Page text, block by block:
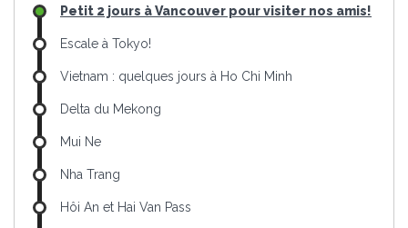
Petit 2 jours à Vancouver pour visiter nos amis!
Escale à Tokyo!
Vietnam : quelques jours à Ho Chi Minh
Delta du Mekong
Mui Ne
Nha Trang
Hôi An et Hai Van Pass